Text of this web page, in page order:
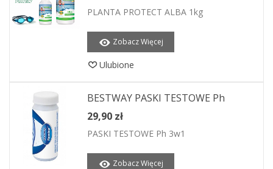
PLANTA PROTECT ALBA 1kg
Zobacz Więcej
Ulubione
BESTWAY PASKI TESTOWE Ph
29,90 zł
PASKI TESTOWE Ph 3w1
Zobacz Więcej